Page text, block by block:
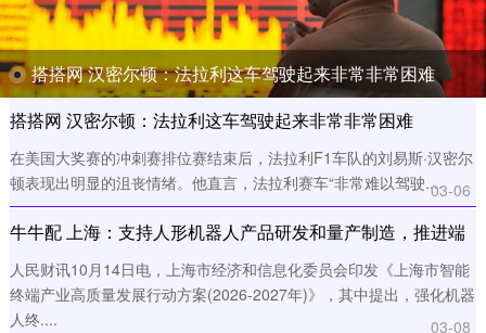
搭搭网 汉密尔顿：法拉利这车驾驶起来非常非常困难
搭搭网 汉密尔顿：法拉利这车驾驶起来非常非常困难
在美国大奖赛的冲刺赛排位赛结束后，法拉利F1车队的刘易斯·汉密尔
顿表现出明显的沮丧情绪。他直言，法拉利赛车“非常难以驾驶....03-06
牛牛配 上海：支持人形机器人产品研发和量产制造，推进端
人民财讯10月14日电，上海市经济和信息化委员会印发《上海市智能
终端产业高质量发展行动方案(2026-2027年)》，其中提出，强化机器
人终....
03-08